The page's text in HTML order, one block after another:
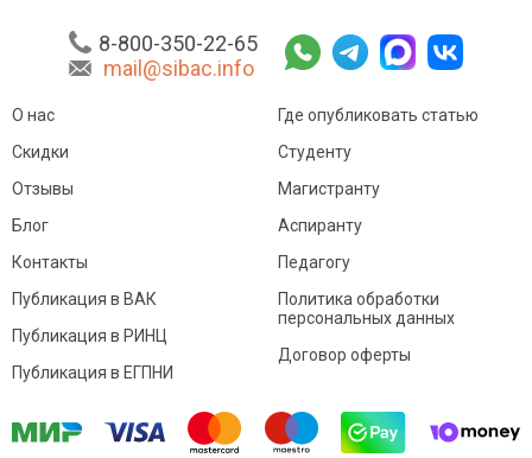
8-800-350-22-65
mail@sibac.info
О нас
Скидки
Отзывы
Блог
Контакты
Где опубликовать статью
Студенту
Магистранту
Аспиранту
Педагогу
Публикация в ВАК
Публикация в РИНЦ
Публикация в ЕГПНИ
Политика обработки
персональных данных
Договор оферты